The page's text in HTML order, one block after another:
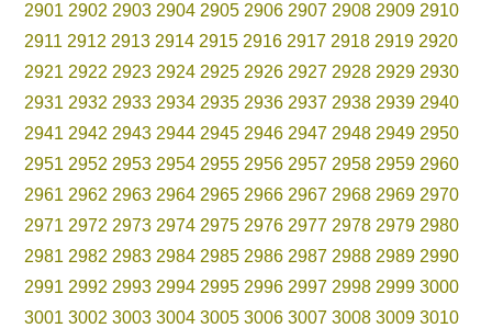
2901 2902 2903 2904 2905 2906 2907 2908 2909 2910
2911 2912 2913 2914 2915 2916 2917 2918 2919 2920
2921 2922 2923 2924 2925 2926 2927 2928 2929 2930
2931 2932 2933 2934 2935 2936 2937 2938 2939 2940
2941 2942 2943 2944 2945 2946 2947 2948 2949 2950
2951 2952 2953 2954 2955 2956 2957 2958 2959 2960
2961 2962 2963 2964 2965 2966 2967 2968 2969 2970
2971 2972 2973 2974 2975 2976 2977 2978 2979 2980
2981 2982 2983 2984 2985 2986 2987 2988 2989 2990
2991 2992 2993 2994 2995 2996 2997 2998 2999 3000
3001 3002 3003 3004 3005 3006 3007 3008 3009 3010